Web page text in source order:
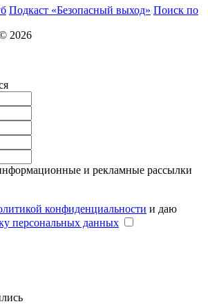
Подкаст «Безопасный выход» Поиск по
2026
и рекламные рассылки
конфиденциальности и даю
персональных данных